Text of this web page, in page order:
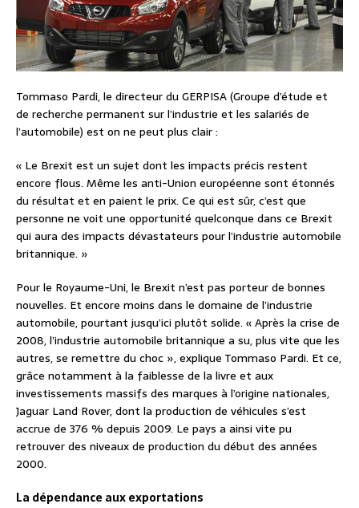
Tommaso Pardi, le directeur du GERPISA (Groupe d’étude et
de recherche permanent sur l’industrie et les salariés de
l’automobile) est on ne peut plus clair :
« Le Brexit est un sujet dont les impacts précis restent
encore flous. Même les anti-Union européenne sont étonnés
du résultat et en paient le prix. Ce qui est sûr, c’est que
personne ne voit une opportunité quelconque dans ce Brexit
qui aura des impacts dévastateurs pour l’industrie automobile
britannique. »
Pour le Royaume-Uni, le Brexit n’est pas porteur de bonnes
nouvelles. Et encore moins dans le domaine de l’industrie
automobile, pourtant jusqu’ici plutôt solide. « Après la crise de
2008, l’industrie automobile britannique a su, plus vite que les
autres, se remettre du choc », explique Tommaso Pardi. Et ce,
grâce notamment à la faiblesse de la livre et aux
investissements massifs des marques à l’origine nationales,
Jaguar Land Rover, dont la production de véhicules s’est
accrue de 376 % depuis 2009. Le pays a ainsi vite pu
retrouver des niveaux de production du début des années
2000.
La dépendance aux exportations